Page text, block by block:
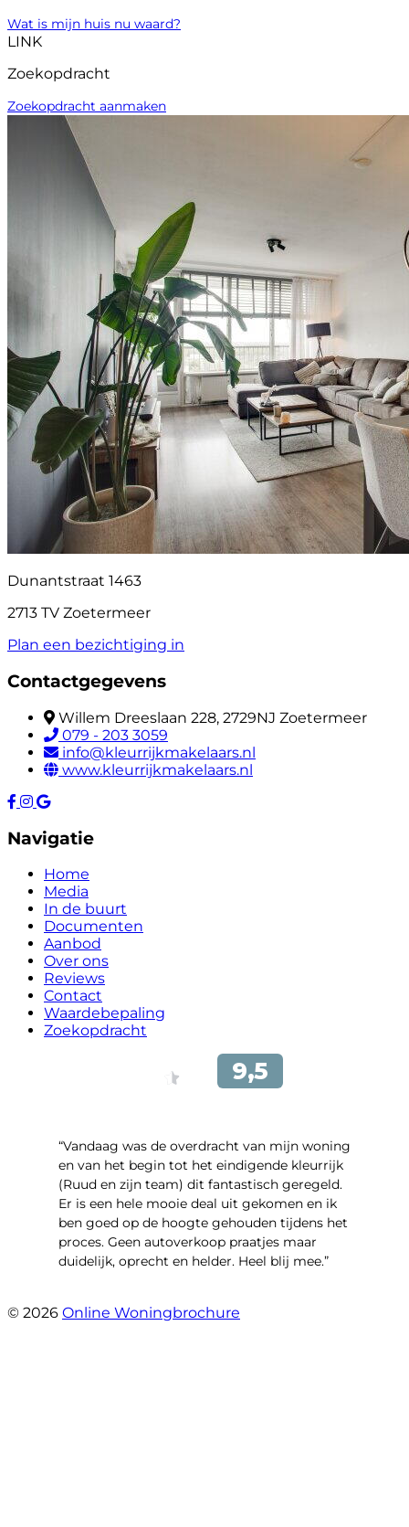
Wat is mijn huis nu waard?
LINK
Zoekopdracht
Zoekopdracht aanmaken
Dunantstraat 1463
2713 TV Zoetermeer
Plan een bezichtiging in
Contactgegevens
Willem Dreeslaan 228, 2729NJ Zoetermeer
079 - 203 3059
info@kleurrijkmakelaars.nl
www.kleurrijkmakelaars.nl
Navigatie
Home
Media
In de buurt
Documenten
Aanbod
Over ons
Reviews
Contact
Waardebepaling
Zoekopdracht
“Vandaag was de overdracht van mijn woning
en van het begin tot het eindigende kleurrijk
(Ruud en zijn team) dit fantastisch geregeld.
Er is een hele mooie deal uit gekomen en ik
ben goed op de hoogte gehouden tijdens het
proces. Geen autoverkoop praatjes maar
duidelijk, oprecht en helder. Heel blij mee.”
© 2026 Online Woningbrochure